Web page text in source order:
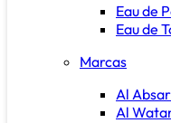
Eau de
Eau de
Marcas
Al Absar
Al